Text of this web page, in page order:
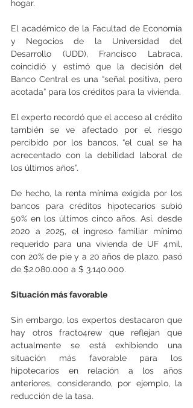
hogar.
El académico de la Facultad de Economía
y Negocios de la Universidad del
Desarrollo (UDD), Francisco Labraca,
coincidió y estimó que la decisión del
Banco Central es una “señal positiva, pero
acotada” para los créditos para la vivienda.
El experto recordó que el acceso al crédito
también se ve afectado por el riesgo
percibido por los bancos, “el cual se ha
acrecentado con la debilidad laboral de
los últimos años”.
De hecho, la renta mínima exigida por los
bancos para créditos hipotecarios subió
50% en los últimos cinco años. Así, desde
2020 a 2025, el ingreso familiar mínimo
requerido para una vivienda de UF 4mil,
con 20% de pie y a 20 años de plazo, pasó
de $2.080.000 a $ 3.140.000.
Situación más favorable
Sin embargo, los expertos destacaron que
hay otros fracto4rew que reflejan que
actualmente se está exhibiendo una
situación más favorable para los
hipotecarios en relación a los años
anteriores, considerando, por ejemplo, la
reducción de la tasa.